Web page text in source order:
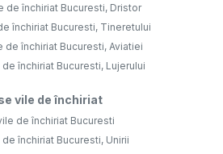
de închiriat Bucuresti, Dristor
închiriat Bucuresti, Tineretului
de închiriat Bucuresti, Aviatiei
închiriat Bucuresti, Lujerului
vile de închiriat
de închiriat Bucuresti
închiriat Bucuresti, Unirii